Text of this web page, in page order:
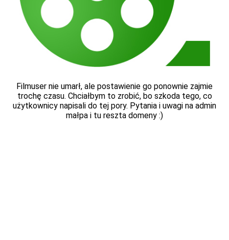
Filmuser nie umarł, ale postawienie go ponownie zajmie
trochę czasu. Chciałbym to zrobić, bo szkoda tego, co
użytkownicy napisali do tej pory. Pytania i uwagi na admin
małpa i tu reszta domeny :)